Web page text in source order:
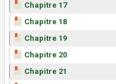
Chapitre 17
Chapitre 18
Chapitre 19
Chapitre 20
Chapitre 21